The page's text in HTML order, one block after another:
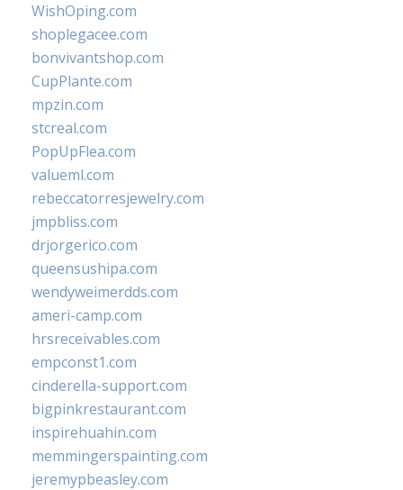
WishOping.com
shoplegacee.com
bonvivantshop.com
CupPlante.com
mpzin.com
stcreal.com
PopUpFlea.com
valueml.com
rebeccatorresjewelry.com
jmpbliss.com
drjorgerico.com
queensushipa.com
wendyweimerdds.com
ameri-camp.com
hrsreceivables.com
empconst1.com
cinderella-support.com
bigpinkrestaurant.com
inspirehuahin.com
memmingerspainting.com
jeremypbeasley.com